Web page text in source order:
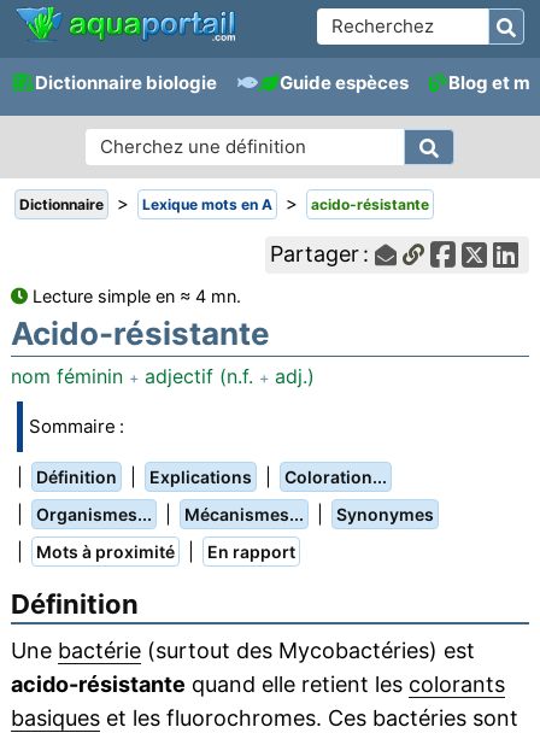
Dictionnaire biologie Guide espèces Blog et
Dictionnaire > Lexique mots en A > acido-résistante
Partager :
Lecture simple en ≈ 4 mn.
Acido-résistante
nom féminin +adjectif (n.f. +adj.)
Sommaire :
Définition Explications Coloration...
Organismes... Mécanismes... Synonymes
Mots à proximité En rapport
Définition
Une bactérie(surtout des Mycobactéries) est
acido-résistante quand elle retient les colorants
basiqueset les fluorochromes. Ces bactéries sont